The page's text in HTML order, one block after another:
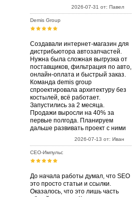
2026-07-31 от: Павел
Demis Group
Создавали интернет-магазин для
дистрибьютора автозапчастей.
Нужна была сложная выгрузка от
поставщиков, фильтрация по авто,
онлайн-оплата и быстрый заказ.
Команда demis group
спроектировала архитектуру без
костылей, всё работает.
Запустились за 2 месяца.
Продажи выросли на 40% за
первые полгода. Планируем
дальше развивать проект с ними
2026-07-13 от: Иван
СЕО-Импульс
До начала работы думал, что SEO
это просто статьи и ссылки.
Оказалось, что это лишь часть